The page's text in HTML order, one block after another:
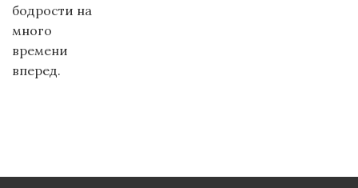
бодрости на
много
времени
вперед.